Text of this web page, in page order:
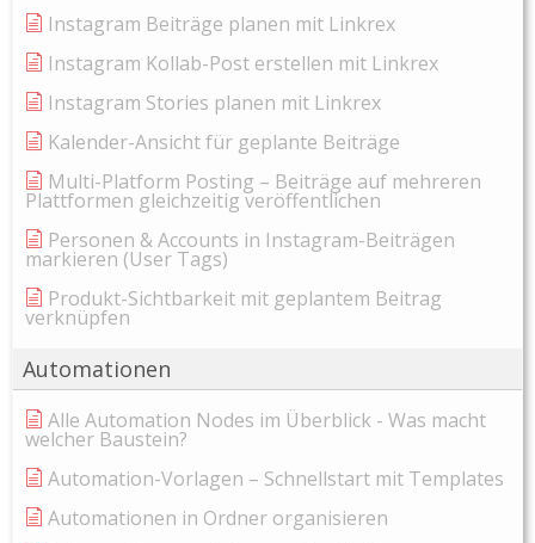
Instagram Beiträge planen mit Linkrex
Instagram Kollab-Post erstellen mit Linkrex
Instagram Stories planen mit Linkrex
Kalender-Ansicht für geplante Beiträge
Multi-Platform Posting – Beiträge auf mehreren
Plattformen gleichzeitig veröffentlichen
Personen & Accounts in Instagram-Beiträgen
markieren (User Tags)
Produkt-Sichtbarkeit mit geplantem Beitrag
verknüpfen
Automationen
Alle Automation Nodes im Überblick - Was macht
welcher Baustein?
Automation-Vorlagen – Schnellstart mit Templates
Automationen in Ordner organisieren